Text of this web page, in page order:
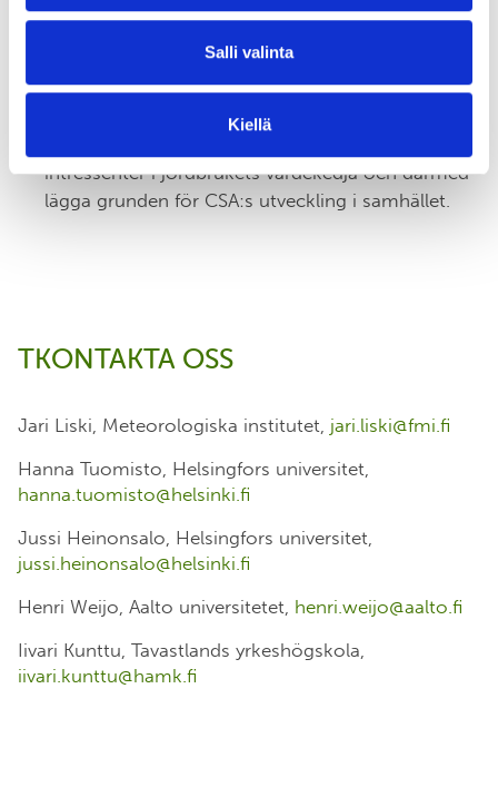
Salli valinta
Kiellä
koppla de prototyper som skapades i 3) med
sociala, ekonomiska, kulturella och politiska
intressenter i jordbrukets värdekedja och därmed
lägga grunden för CSA:s utveckling i samhället.
TKONTAKTA OSS
Jari Liski, Meteorologiska institutet, jari.liski@fmi.fi
Hanna Tuomisto, Helsingfors universitet,
hanna.tuomisto@helsinki.fi
Jussi Heinonsalo, Helsingfors universitet,
jussi.heinonsalo@helsinki.fi
Henri Weijo, Aalto universitetet, henri.weijo@aalto.fi
Iivari Kunttu, Tavastlands yrkeshögskola,
iivari.kunttu@hamk.fi